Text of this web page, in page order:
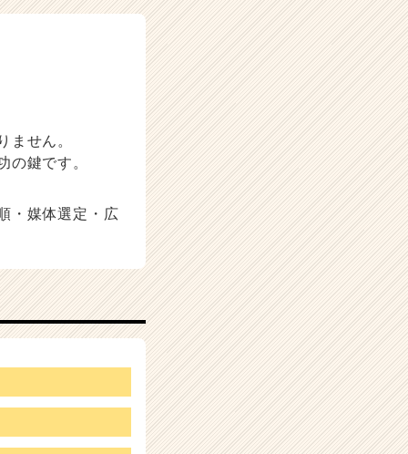
ません。
の鍵です。
・媒体選定・広